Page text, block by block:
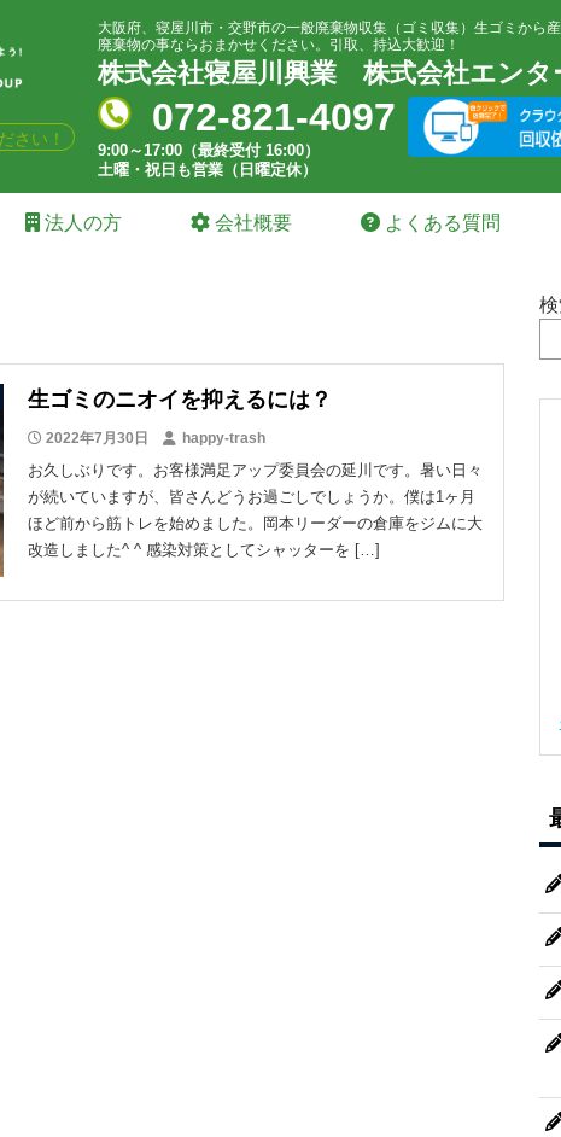
さい！
大阪府、寝屋川市・交野市の一般廃棄物収集（ゴミ収集）生ゴミから
廃棄物の事ならおまかせください。引取、持込大歓迎！
株式会社寝屋川興業株式会社エン
072-821-4097
9:00～17:00（最終受付 16:00）
土曜・祝日も営業（日曜定休）
法人の方 会社概要 よくある質問
生ゴミのニオイを抑えるには？
2022年7月30日 happy-trash
お久しぶりです。お客様満足アップ委員会の延川です。暑い日々
が続いていますが、皆さんどうお過ごしでしょうか。僕は1ヶ月
ほど前から筋トレを始めました。岡本リーダーの倉庫をジムに大
改造しました^ ^ 感染対策としてシャッターを […]